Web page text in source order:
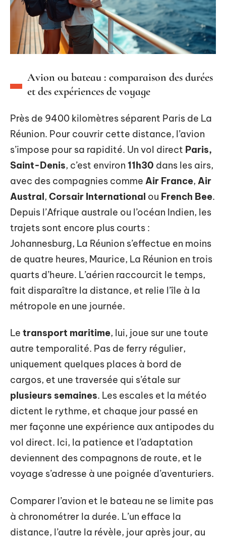
Avion ou bateau : comparaison des durées
et des expériences de voyage
Près de 9400 kilomètres séparent Paris de La
Réunion. Pour couvrir cette distance, l’avion
s’impose pour sa rapidité. Un vol direct Paris,
Saint-Denis, c’est environ 11h30 dans les airs,
avec des compagnies comme Air France, Air
Austral, Corsair International ou French Bee.
Depuis l’Afrique australe ou l’océan Indien, les
trajets sont encore plus courts :
Johannesburg, La Réunion s’effectue en moins
de quatre heures, Maurice, La Réunion en trois
quarts d’heure. L’aérien raccourcit le temps,
fait disparaître la distance, et relie l’île à la
métropole en une journée.
Le transport maritime, lui, joue sur une toute
autre temporalité. Pas de ferry régulier,
uniquement quelques places à bord de
cargos, et une traversée qui s’étale sur
plusieurs semaines. Les escales et la météo
dictent le rythme, et chaque jour passé en
mer façonne une expérience aux antipodes du
vol direct. Ici, la patience et l’adaptation
deviennent des compagnons de route, et le
voyage s’adresse à une poignée d’aventuriers.
Comparer l’avion et le bateau ne se limite pas
à chronométrer la durée. L’un efface la
distance, l’autre la révèle, jour après jour, au